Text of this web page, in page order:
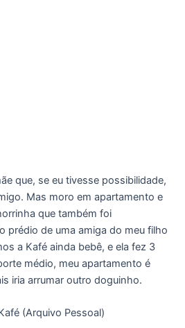
que, se eu tivesse possibilidade,
Mas moro em apartamento e
que também foi
prédio de uma amiga do meu filho
a Kafé ainda bebê, e ela fez 3
médio, meu apartamento é
iria arrumar outro doguinho.
(Arquivo Pessoal)